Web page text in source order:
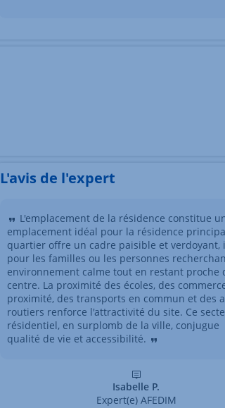
L'avis de l'expert
L'emplacement de la résidence constitue
emplacement idéal pour la résidence
quartier offre un cadre paisible et verdoyant,
pour les familles ou les personnes
environnement calme tout en restant proche
centre. La proximité des écoles, des
proximité, des transports en commun et des
routiers renforce l'attractivité du site. Ce
résidentiel, en surplomb de la ville, conjugue
qualité de vie et accessibilité.
Isabelle P.
Expert(e) AFEDIM